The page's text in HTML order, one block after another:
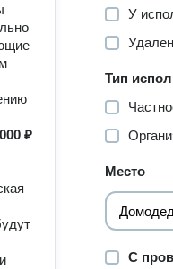
₽
У
Тип
Место
С